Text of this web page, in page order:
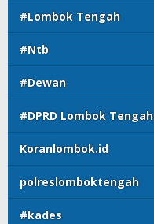
#Lombok Tengah
#Ntb
#Dewan
#DPRD Lombok Tengah
Koranlombok.id
polreslomboktengah
#kades